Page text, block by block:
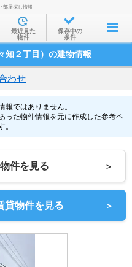
す
・駅から
相場から
通学時間から
特集から
産会社から
部屋探し情報
最近見た
物件
保存中の
条件
知２丁目）の建物情報
わせ
報ではありません。
った物件情報を元に作成した参考ペ
。
件を見る ＞
貸物件を見る ＞